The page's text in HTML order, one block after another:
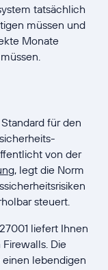
tatsächlich
müssen und
Monate
für den
von der
, legt die Norm
steuert.
liefert Ihnen
Die
einen lebendigen